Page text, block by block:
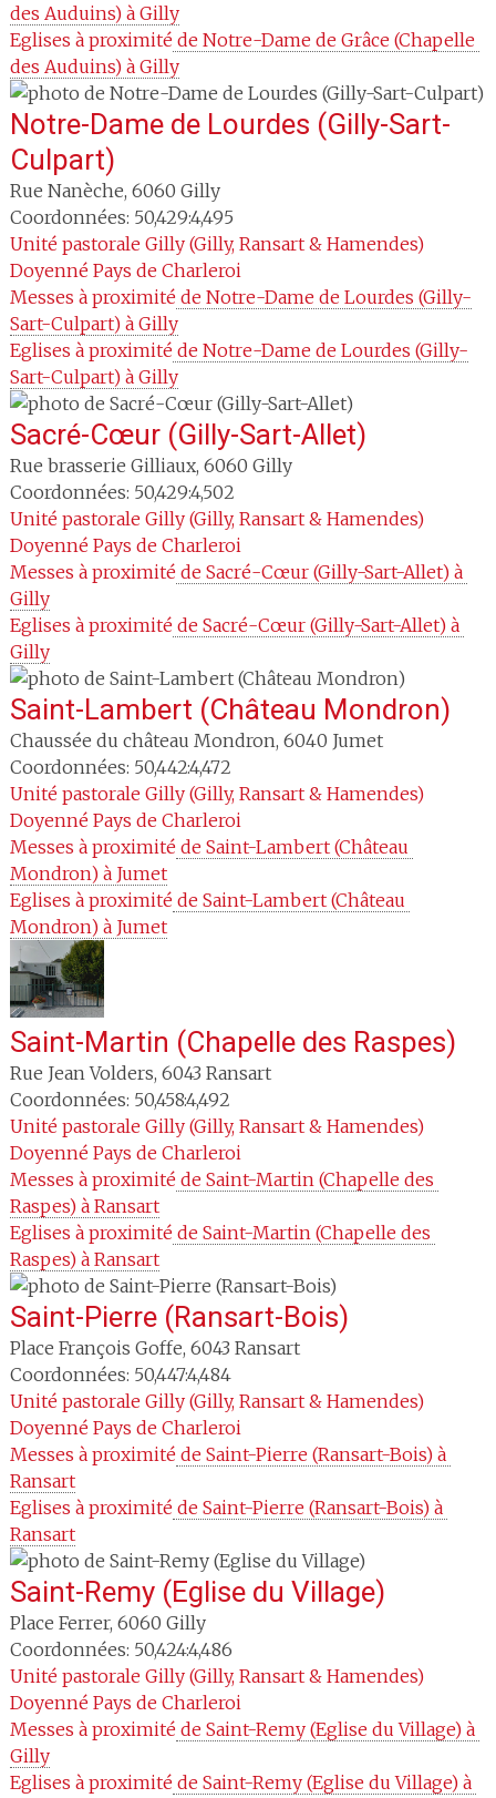
des Auduins) à Gilly
Eglises à proximité de Notre-Dame de Grâce (Chapelle
des Auduins) à Gilly
Notre-Dame de Lourdes (Gilly-Sart-
Culpart)
Rue Nanèche, 6060 Gilly
Coordonnées: 50,429:4,495
Unité pastorale Gilly (Gilly, Ransart & Hamendes)
Doyenné Pays de Charleroi
Messes à proximité de Notre-Dame de Lourdes (Gilly-
Sart-Culpart) à Gilly
Eglises à proximité de Notre-Dame de Lourdes (Gilly-
Sart-Culpart) à Gilly
Sacré-Cœur (Gilly-Sart-Allet)
Rue brasserie Gilliaux, 6060 Gilly
Coordonnées: 50,429:4,502
Unité pastorale Gilly (Gilly, Ransart & Hamendes)
Doyenné Pays de Charleroi
Messes à proximité de Sacré-Cœur (Gilly-Sart-Allet) à
Gilly
Eglises à proximité de Sacré-Cœur (Gilly-Sart-Allet) à
Gilly
Saint-Lambert (Château Mondron)
Chaussée du château Mondron, 6040 Jumet
Coordonnées: 50,442:4,472
Unité pastorale Gilly (Gilly, Ransart & Hamendes)
Doyenné Pays de Charleroi
Messes à proximité de Saint-Lambert (Château
Mondron) à Jumet
Eglises à proximité de Saint-Lambert (Château
Mondron) à Jumet
Saint-Martin (Chapelle des Raspes)
Rue Jean Volders, 6043 Ransart
Coordonnées: 50,458:4,492
Unité pastorale Gilly (Gilly, Ransart & Hamendes)
Doyenné Pays de Charleroi
Messes à proximité de Saint-Martin (Chapelle des
Raspes) à Ransart
Eglises à proximité de Saint-Martin (Chapelle des
Raspes) à Ransart
Saint-Pierre (Ransart-Bois)
Place François Goffe, 6043 Ransart
Coordonnées: 50,447:4,484
Unité pastorale Gilly (Gilly, Ransart & Hamendes)
Doyenné Pays de Charleroi
Messes à proximité de Saint-Pierre (Ransart-Bois) à
Ransart
Eglises à proximité de Saint-Pierre (Ransart-Bois) à
Ransart
Saint-Remy (Eglise du Village)
Place Ferrer, 6060 Gilly
Coordonnées: 50,424:4,486
Unité pastorale Gilly (Gilly, Ransart & Hamendes)
Doyenné Pays de Charleroi
Messes à proximité de Saint-Remy (Eglise du Village) à
Gilly
Eglises à proximité de Saint-Remy (Eglise du Village) à